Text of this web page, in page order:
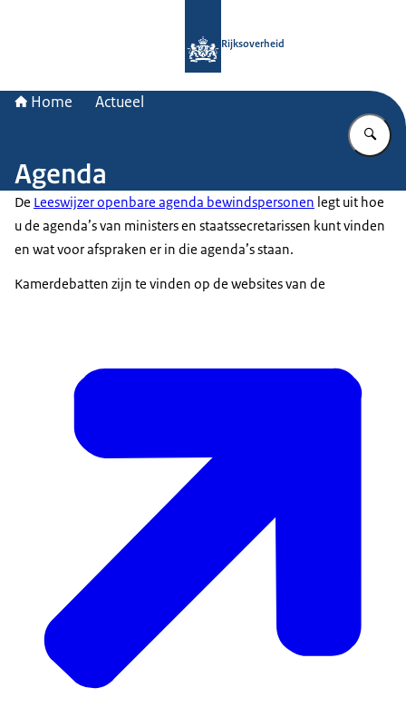
Rijksoverheid
Home Actueel
Agenda
De Leeswijzer openbare agenda bewindspersonen legt uit hoe
u de agenda’s van ministers en staatssecretarissen kunt vinden
en wat voor afspraken er in die agenda’s staan.
Kamerdebatten zijn te vinden op de websites van de